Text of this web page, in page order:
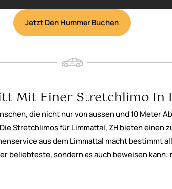
Jetzt Den Hummer Buchen
Mit Einer Stretchlimo In
die nicht nur von aussen und 10 Meter
Stretchlimos für Limmattal, ZH bieten einen
aus dem Limmattal macht bestimmt
beliebteste, sondern es auch beweisen